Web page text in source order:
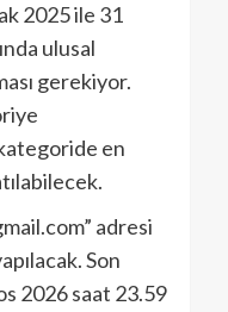
2025 ile 31
ulusal
gerekiyor.
en
adresi
Son
2026 saat 23.59